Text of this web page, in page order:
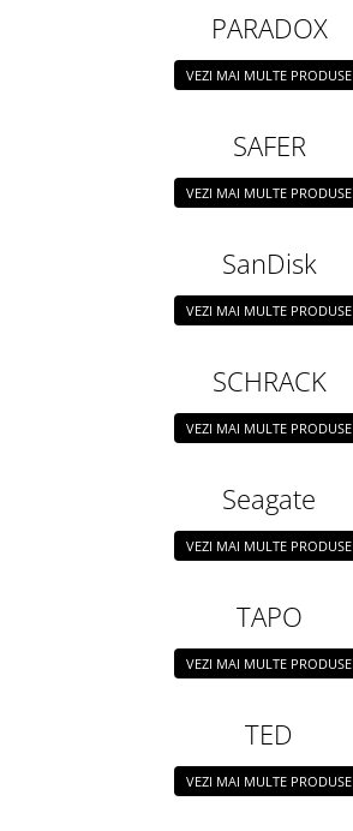
PARADOX
VEZI MAI MULTE PRODUSE
SAFER
VEZI MAI MULTE PRODUSE
SanDisk
VEZI MAI MULTE PRODUSE
SCHRACK
VEZI MAI MULTE PRODUSE
Seagate
VEZI MAI MULTE PRODUSE
TAPO
VEZI MAI MULTE PRODUSE
TED
VEZI MAI MULTE PRODUSE